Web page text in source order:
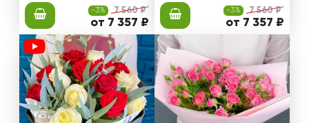
-3% 7 560 ₽
от 7 357 ₽
-3% 7 560 ₽
от 7 357 ₽